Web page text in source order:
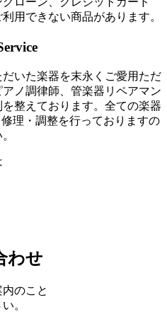
用できない商品があります。
いた楽器を末永くご愛用ただ
ノ調律師、管楽器リペアマン
整えております。全ての楽器
理・調整を行っておりますの
わせ
のこと
。